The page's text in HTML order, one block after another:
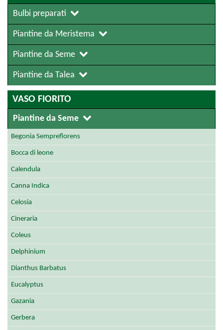
Bulbi preparati
Piantine da Meristema
Piantine da Seme
Piantine da Talea
VASO FIORITO
Piantine da Seme
Begonia Sempreflorens
Bocca di leone
Calendula
Canna Indica
Celosia
Cineraria
Coleus
Delphinium
Dianthus Barbatus
Eucalyptus
Gazania
Gerbera